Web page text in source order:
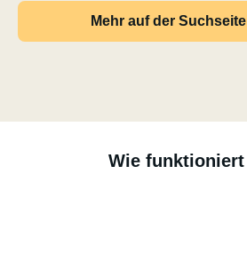
Mehr auf der
Wie funktioniert